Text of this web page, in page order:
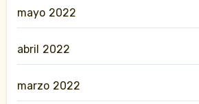
mayo 2022
abril 2022
marzo 2022